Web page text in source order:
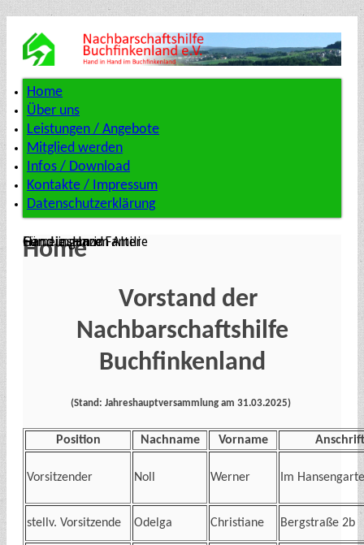
Home
Über uns
Leistungen / Angebote
Mitglied werden
Infos / Download
Kontakte / Impressum
Datenschutzerklärung
Gemeinsam im Alter
Hand in Hand
Für die ganze Familie
Home
Vorstand der
Nachbarschaftshilfe
Buchfinkenland
(Stand: Jahreshauptversammlung am 31.03.2025)
Position Nachname Vorname Anschrift
Vorsitzender Noll Werner Im
stellv. Vorsitzende Odelga Christiane Bergstraße 2b